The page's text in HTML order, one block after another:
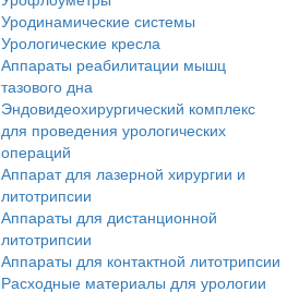
Уродинамические системы
Урологические кресла
Аппараты реабилитации мышц
тазового дна
Эндовидеохирургический комплекс
для проведения урологических
операций
Аппарат для лазерной хирургии и
литотрипсии
Аппараты для дистанционной
литотрипсии
Аппараты для контактной литотрипсии
Расходные материалы для урологии